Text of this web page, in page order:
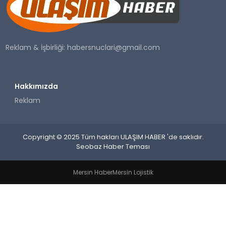
SAĞLIK
YAŞAM
Reklam & İşbirliği:habersnuclari@gmail.com
Hakkımızda
Reklam
Copyright © 2025 Tüm hakları ULAŞIM HABER 'de saklıdır.
Seobaz Haber Teması
Mersin HaberMersin Lojistik